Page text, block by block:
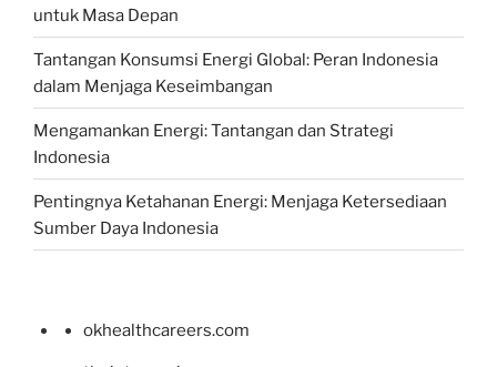
untuk Masa Depan
Tantangan Konsumsi Energi Global: Peran Indonesia
dalam Menjaga Keseimbangan
Mengamankan Energi: Tantangan dan Strategi
Indonesia
Pentingnya Ketahanan Energi: Menjaga Ketersediaan
Sumber Daya Indonesia
okhealthcareers.com